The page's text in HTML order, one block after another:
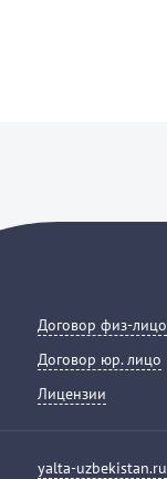
Договор физ-лицо
Договор юр. лицо
Лицензии
yalta-uzbekistan.ru